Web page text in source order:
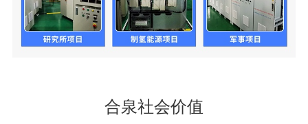
合泉社会价值